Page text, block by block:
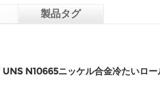
製品タグ
N10665ニッケル合金冷たいロー